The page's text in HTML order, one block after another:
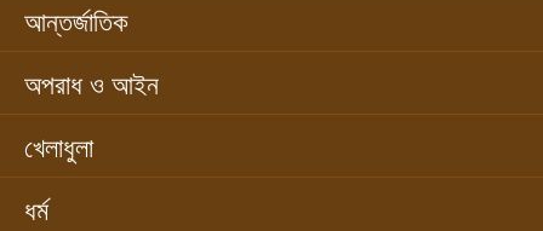
আন্তর্জাতিক
অপরাধ ও আইন
খেলাধুলা
ধর্ম